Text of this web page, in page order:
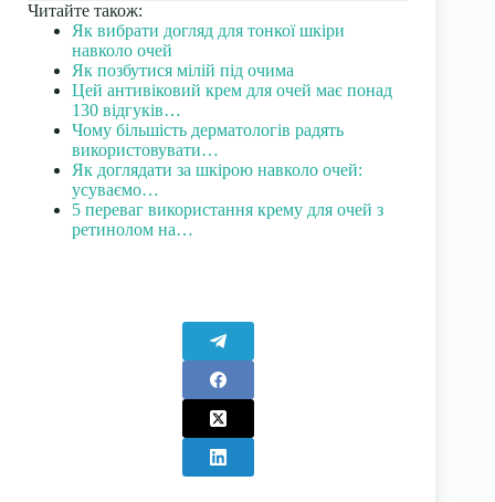
Читайте також:
Як вибрати догляд для тонкої шкіри
навколо очей
Як позбутися мілій під очима
Цей антивіковий крем для очей має понад
130 відгуків…
Чому більшість дерматологів радять
використовувати…
Як доглядати за шкірою навколо очей:
усуваємо…
5 переваг використання крему для очей з
ретинолом на…